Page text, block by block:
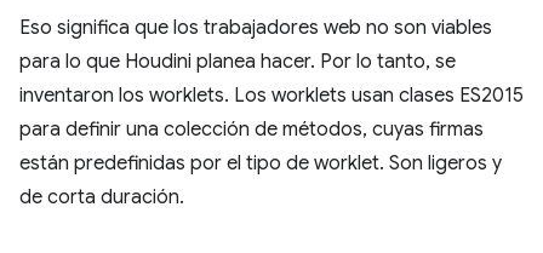
Eso significa que los trabajadores web no son viables
para lo que Houdini planea hacer. Por lo tanto, se
inventaron los worklets. Los worklets usan clases ES2015
para definir una colección de métodos, cuyas firmas
están predefinidas por el tipo de worklet. Son ligeros y
de corta duración.